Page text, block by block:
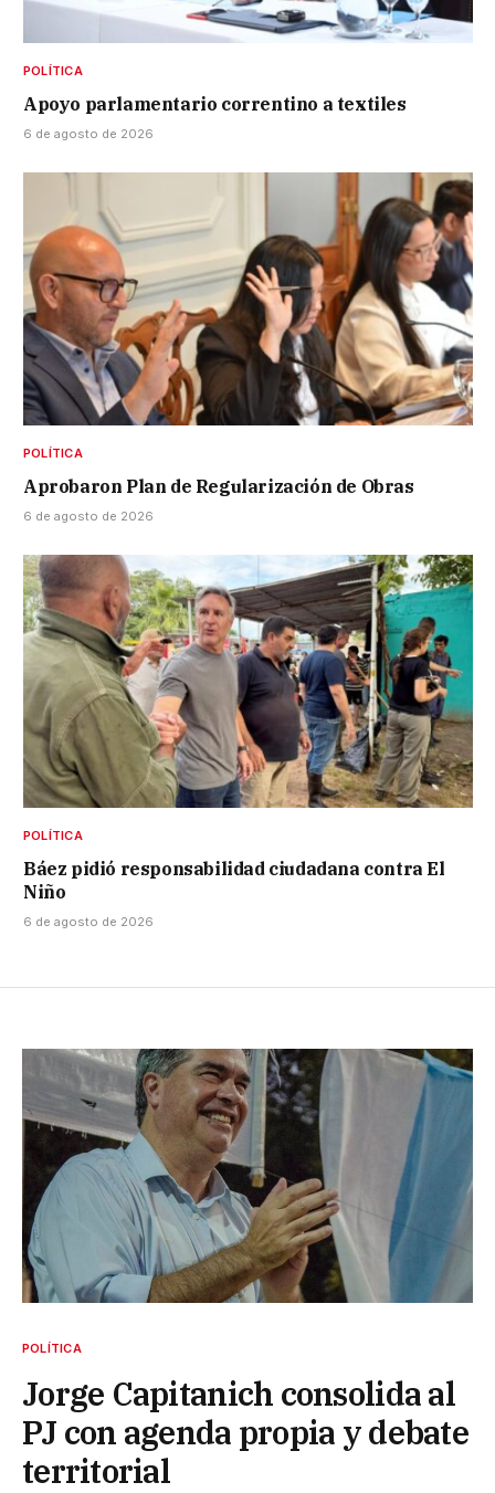
POLÍTICA
Apoyo parlamentario correntino a textiles
6 de agosto de 2026
POLÍTICA
Aprobaron Plan de Regularización de Obras
6 de agosto de 2026
POLÍTICA
Báez pidió responsabilidad ciudadana contra El
Niño
6 de agosto de 2026
POLÍTICA
Jorge Capitanich consolida al
PJ con agenda propia y debate
territorial